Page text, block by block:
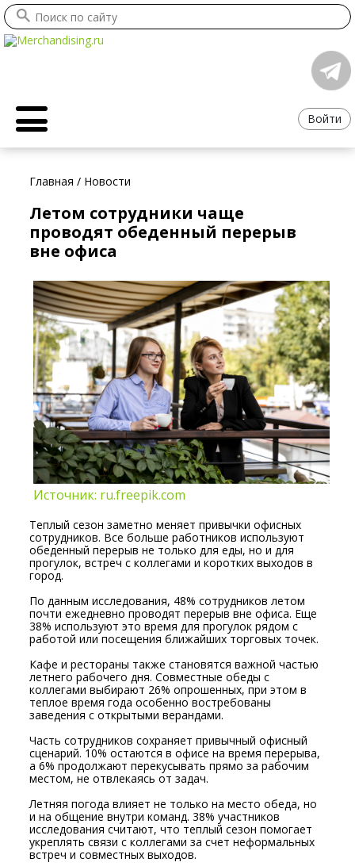
Войти
Главная / Новости
Летом сотрудники чаще
проводят обеденный перерыв
вне офиса
Источник: ru.freepik.com
Теплый сезон заметно меняет привычки офисных
сотрудников. Все больше работников используют
обеденный перерыв не только для еды, но и для
прогулок, встреч с коллегами и коротких выходов в
город.
По данным исследования, 48% сотрудников летом
почти ежедневно проводят перерыв вне офиса. Еще
38% используют это время для прогулок рядом с
работой или посещения ближайших торговых точек.
Кафе и рестораны также становятся важной частью
летнего рабочего дня. Совместные обеды с
коллегами выбирают 26% опрошенных, при этом в
теплое время года особенно востребованы
заведения с открытыми верандами.
Часть сотрудников сохраняет привычный офисный
сценарий. 10% остаются в офисе на время перерыва,
а 6% продолжают перекусывать прямо за рабочим
местом, не отвлекаясь от задач.
Летняя погода влияет не только на место обеда, но
и на общение внутри команд. 38% участников
исследования считают, что теплый сезон помогает
укреплять связи с коллегами за счет неформальных
встреч и совместных выходов.